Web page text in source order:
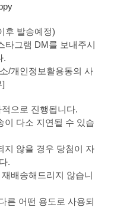
후 발송예정)
타그램 DM를 보내주시
.
/개인정보활용동의 사
]
으로 진행됩니다.
다소 지연될 수 있습
않을 경우 당첨이 자
.
배송해드리지 않습니
른 어떤 용도로 사용되